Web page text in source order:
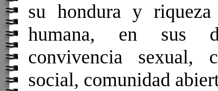
su hondura y
humana, en sus
convivencia sexual,
social, comunidad